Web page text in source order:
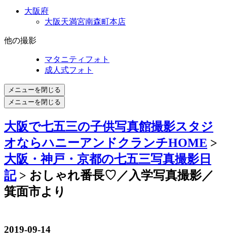
大阪府
大阪天満宮南森町本店
他の撮影
マタニティフォト
成人式フォト
メニューを閉じる
メニューを閉じる
大阪で七五三の子供写真館撮影スタジ
オならハニーアンドクランチHOME >
大阪・神戸・京都の七五三写真撮影日
記> おしゃれ番長♡／入学写真撮影／
箕面市より
2019-09-14